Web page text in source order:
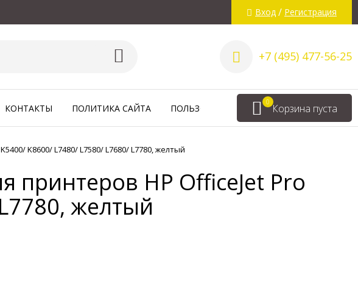
Вход / Регистрация
+7 (495) 477-56-25
Корзина пуста
0
КОНТАКТЫ ПОЛИТИКА САЙТА ПОЛЬЗОВАТЕЛЬСКОЕ СОГЛАШЕНИЕ
K8600/ L7480/ L7580/ L7680/ L7780, желтый
принтеров HP OfficeJet Pro
желтый